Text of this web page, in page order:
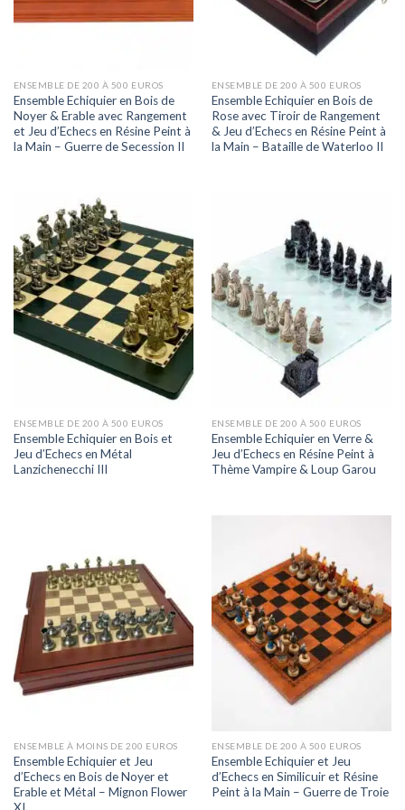
ENSEMBLE DE 200 À 500 EUROS
Ensemble Echiquier en Bois de
Noyer & Erable avec Rangement
et Jeu d’Echecs en Résine Peint à
la Main – Guerre de Secession II
ENSEMBLE DE 200 À 500 EUROS
Ensemble Echiquier en Bois de
Rose avec Tiroir de Rangement
& Jeu d’Echecs en Résine Peint à
la Main – Bataille de Waterloo II
ENSEMBLE DE 200 À 500 EUROS
Ensemble Echiquier en Bois et
Jeu d’Echecs en Métal
Lanzichenecchi III
ENSEMBLE DE 200 À 500 EUROS
Ensemble Echiquier en Verre &
Jeu d’Echecs en Résine Peint à
Thème Vampire & Loup Garou
ENSEMBLE À MOINS DE 200 EUROS
Ensemble Echiquier et Jeu
d’Echecs en Bois de Noyer et
Erable et Métal – Mignon Flower
ENSEMBLE DE 200 À 500 EUROS
Ensemble Echiquier et Jeu
d’Echecs en Similicuir et Résine
Peint à la Main – Guerre de Troie